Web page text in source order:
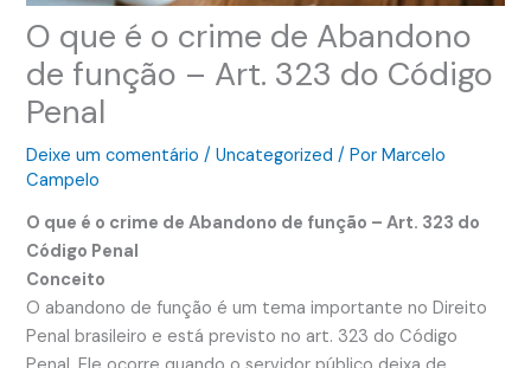
O que é o crime de Abandono
de função – Art. 323 do Código
Penal
Deixe um comentário /Uncategorized / PorMarcelo
Campelo
O que é o crime de Abandono de função – Art. 323 do
Código Penal
Conceito
O abandono de função é um tema importante no Direito
Penal brasileiro e está previsto no art. 323 do Código